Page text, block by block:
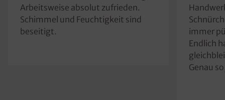
Arbeitsweise absolut zufrieden.
Schimmel und Feuchtigkeit sind
beseitigt.
immer
Endlich
Genau